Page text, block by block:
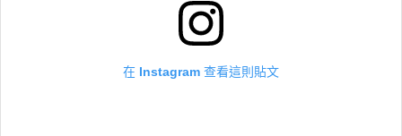
在 Instagram 查看這則貼文